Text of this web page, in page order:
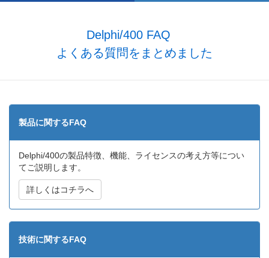
Delphi/400 FAQ
よくある質問をまとめました
製品に関するFAQ
Delphi/400の製品特徴、機能、ライセンスの考え方等につい
てご説明します。
詳しくはコチラへ
技術に関するFAQ